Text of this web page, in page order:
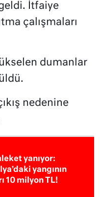
İtfaiye
çalışmaları
dumanlar
nedenine
yanıyor:
yangının
10 milyon TL!